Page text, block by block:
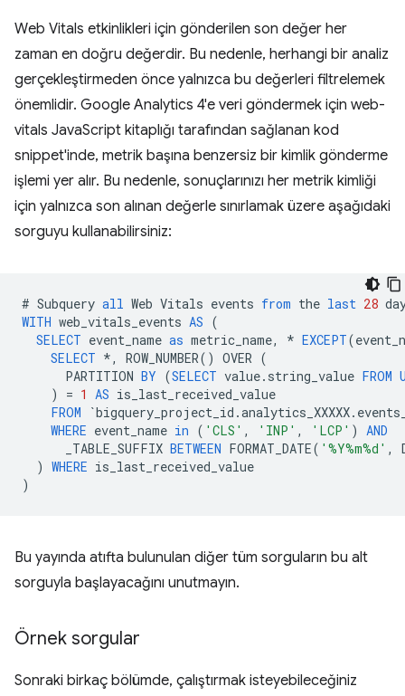
Web Vitals etkinlikleri için gönderilen son değer her
zaman en doğru değerdir. Bu nedenle, herhangi bir analiz
gerçekleştirmeden önce yalnızca bu değerleri filtrelemek
önemlidir. Google Analytics 4'e veri göndermek için web-
vitals JavaScript kitaplığı tarafından sağlanan kod
snippet'inde, metrik başına benzersiz bir kimlik gönderme
işlemi yer alır. Bu nedenle, sonuçlarınızı her metrik kimliği
için yalnızca son alınan değerle sınırlamak üzere aşağıdaki
sorguyu kullanabilirsiniz:
# Subquery all Web Vitals events from the last 28
WITH web_vitals_events AS (
SELECT event_name as metric_name, * EXCEPT(
SELECT *, ROW_NUMBER() OVER (
PARTITION BY (SELECT value. string_value FROM
)
= 1 AS is_last_received_value
FROM
`bigquery_project_id .analytics_XXXXX.
WHERE event_name in ( 'CLS' , 'INP' , 'LCP' )
AND
_TABLE_SUFFIX BETWEEN FORMAT_DATE( '%Y%m%d' ,
) WHERE is_last_received_value
)
Bu yayında atıfta bulunulan diğer tüm sorguların bu alt
sorguyla başlayacağını unutmayın.
Örnek sorgular
Sonraki birkaç bölümde, çalıştırmak isteyebileceğiniz